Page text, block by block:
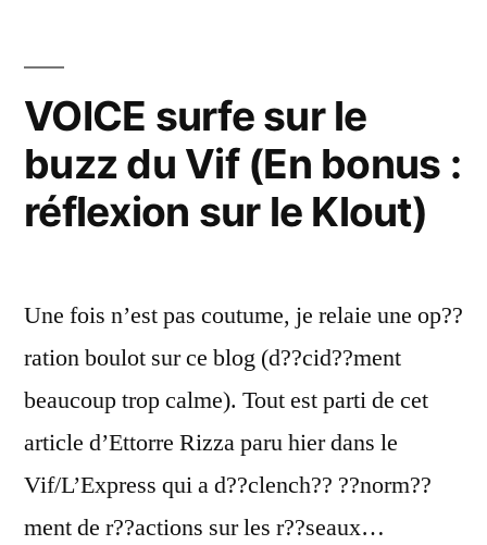
? »
:
comment
éviter
le
VOICE surfe sur le
buzz du Vif (En bonus :
réflexion sur le Klout)
Une fois n’est pas coutume, je relaie une op??
ration boulot sur ce blog (d??cid??ment
beaucoup trop calme). Tout est parti de cet
article d’Ettorre Rizza paru hier dans le
Vif/L’Express qui a d??clench?? ??norm??
ment de r??actions sur les r??seaux…